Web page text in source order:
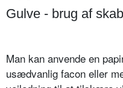
Gulve - brug af
Man kan anvende en
usædvanlig facon eller